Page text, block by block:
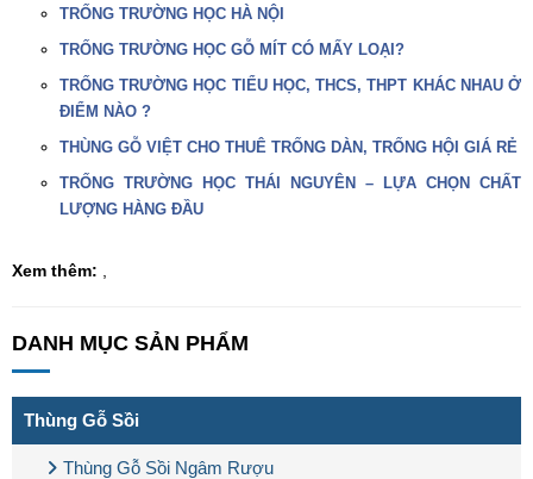
TRỐNG TRƯỜNG HỌC HÀ NỘI
TRỐNG TRƯỜNG HỌC GỖ MÍT CÓ MẤY LOẠI?
TRỐNG TRƯỜNG HỌC TIỂU HỌC, THCS, THPT KHÁC NHAU Ở
ĐIỂM NÀO ?
THÙNG GỖ VIỆT CHO THUÊ TRỐNG DÀN, TRỐNG HỘI GIÁ RẺ
TRỐNG TRƯỜNG HỌC THÁI NGUYÊN – LỰA CHỌN CHẤT
LƯỢNG HÀNG ĐẦU
Xem thêm:
DANH MỤC SẢN PHẨM
Thùng Gỗ Sồi
Thùng Gỗ Sồi Ngâm Rượu